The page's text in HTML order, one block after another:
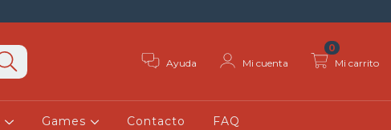
Ayuda Mi cuenta Mi carrito
0
Games Contacto FAQ